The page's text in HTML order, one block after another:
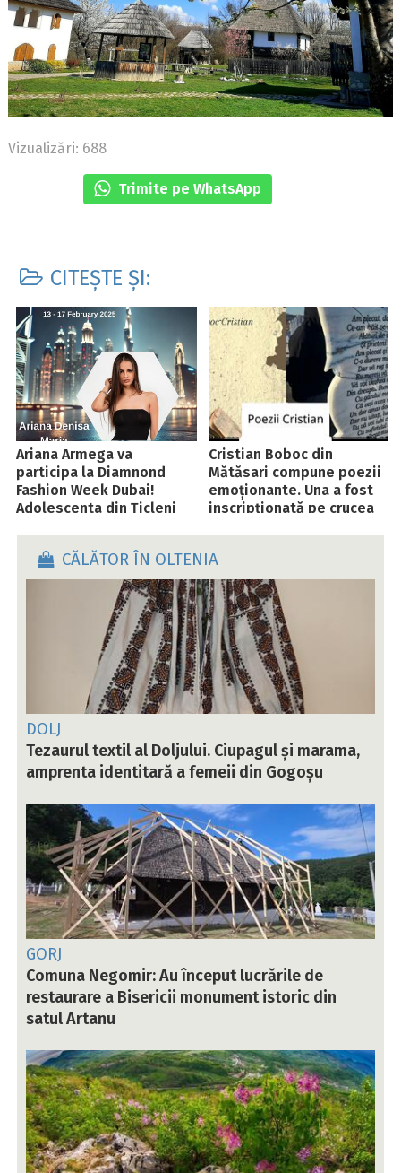
Vizualizări: 688
Trimite pe WhatsApp
CITEȘTE ȘI:
Ariana Armega va
participa la Diamnond
Fashion Week Dubai!
Adolescenta din Țicleni
Cristian Boboc din
Mătăsari compune poezii
emoționante. Una a fost
inscripționată pe crucea
CĂLĂTOR ÎN OLTENIA
DOLJ
Tezaurul textil al Doljului. Ciupagul și marama,
amprenta identitară a femeii din Gogoșu
GORJ
Comuna Negomir: Au început lucrările de
restaurare a Bisericii monument istoric din
satul Artanu